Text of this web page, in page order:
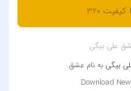
320
علی بیگی
بیگی به نام عشق
Download